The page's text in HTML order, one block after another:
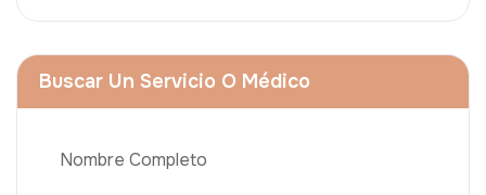
Buscar Un Servicio O Médico